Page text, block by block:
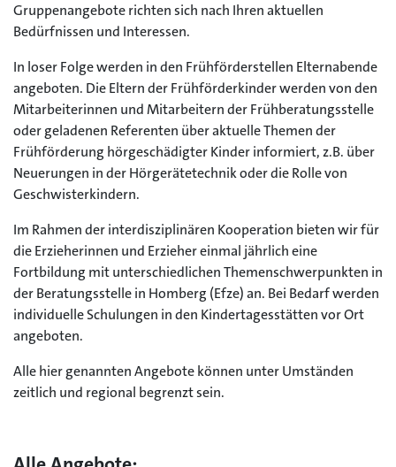
Gruppenangebote richten sich nach Ihren aktuellen
Bedürfnissen und Interessen.
In loser Folge werden in den Frühförderstellen Elternabende
angeboten. Die Eltern der Frühförderkinder werden von den
Mitarbeiterinnen und Mitarbeitern der Frühberatungsstelle
oder geladenen Referenten über aktuelle Themen der
Frühförderung hörgeschädigter Kinder informiert, z.B. über
Neuerungen in der Hörgerätetechnik oder die Rolle von
Geschwisterkindern.
Im Rahmen der interdisziplinären Kooperation bieten wir für
die Erzieherinnen und Erzieher einmal jährlich eine
Fortbildung mit unterschiedlichen Themenschwerpunkten in
der Beratungsstelle in Homberg (Efze) an. Bei Bedarf werden
individuelle Schulungen in den Kindertagesstätten vor Ort
angeboten.
Alle hier genannten Angebote können unter Umständen
zeitlich und regional begrenzt sein.